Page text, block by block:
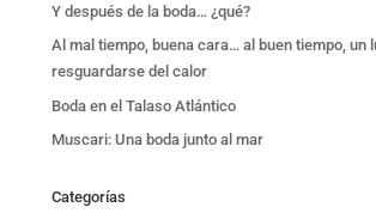
Y después de la boda… ¿qué?
Al mal tiempo, buena cara… al buen tiempo, un
resguardarse del calor
Boda en el Talaso Atlántico
Muscari: Una boda junto al mar
Categorías